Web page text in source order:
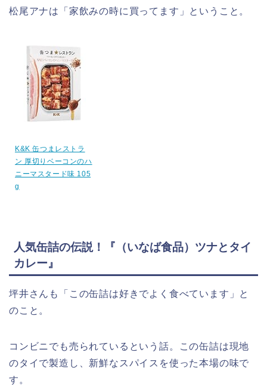
松尾アナは「家飲みの時に買ってます」ということ。
K&K 缶つまレストラ
ン 厚切りベーコンのハ
ニーマスタード味 105
g
人気缶詰の伝説！『（いなば食品）ツナとタイ
カレー』
坪井さんも「この缶詰は好きでよく食べています」と
のこと。
コンビニでも売られているという話。この缶詰は現地
のタイで製造し、新鮮なスパイスを使った本場の味で
す。